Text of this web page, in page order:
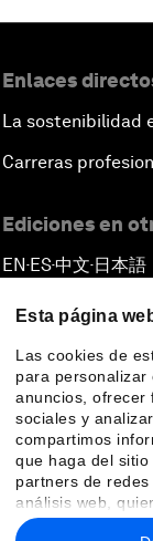
Esta página
Las cookies de
para
anuncios, ofrecer
sociales y
compartimos
que haga del
partners de
análisis web,
combinarla con
Enlaces
La sostenibilidad
Carreras
Ediciones en
EN ▪ ES▪中文▪ 日本語